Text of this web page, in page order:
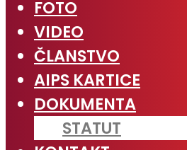
FOTO
VIDEO
ČLANSTVO
AIPS KARTICE
DOKUMENTA
STATUT